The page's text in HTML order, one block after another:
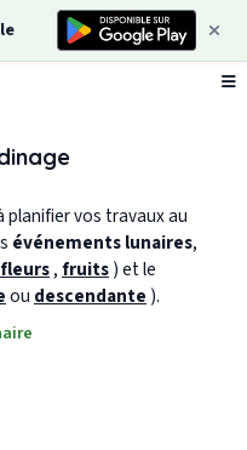
planifier vos travaux au
événements lunaires,
fleurs, fruits) et le
ou descendante ).